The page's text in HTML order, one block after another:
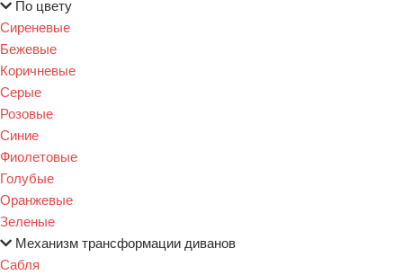
По цвету
Сиреневые
Бежевые
Коричневые
Серые
Розовые
Синие
Фиолетовые
Голубые
Оранжевые
Зеленые
Механизм трансформации диванов
Сабля